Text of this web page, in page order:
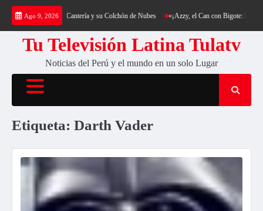
Saltar
contenido
Ago 9, 2026
Trekking al Cerro Cantería y su Colchón de Nubes «¡Azzy, el Can con Bigote: La
Tu Televisión Latina Tulatv
Noticias del Perú y el mundo en un solo Lugar
Etiqueta: Darth Vader